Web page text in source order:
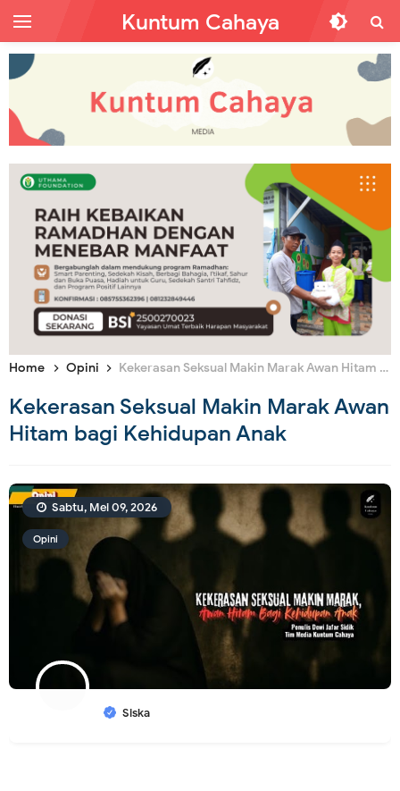
Kuntum Cahaya
Home Opini Kekerasan Seksual Makin Marak Awan Hitam bagi Kehidupan Anak
Kekerasan Seksual Makin Marak Awan
Hitam bagi Kehidupan Anak
Opini
Siska
Sabtu, Mei 09, 2026